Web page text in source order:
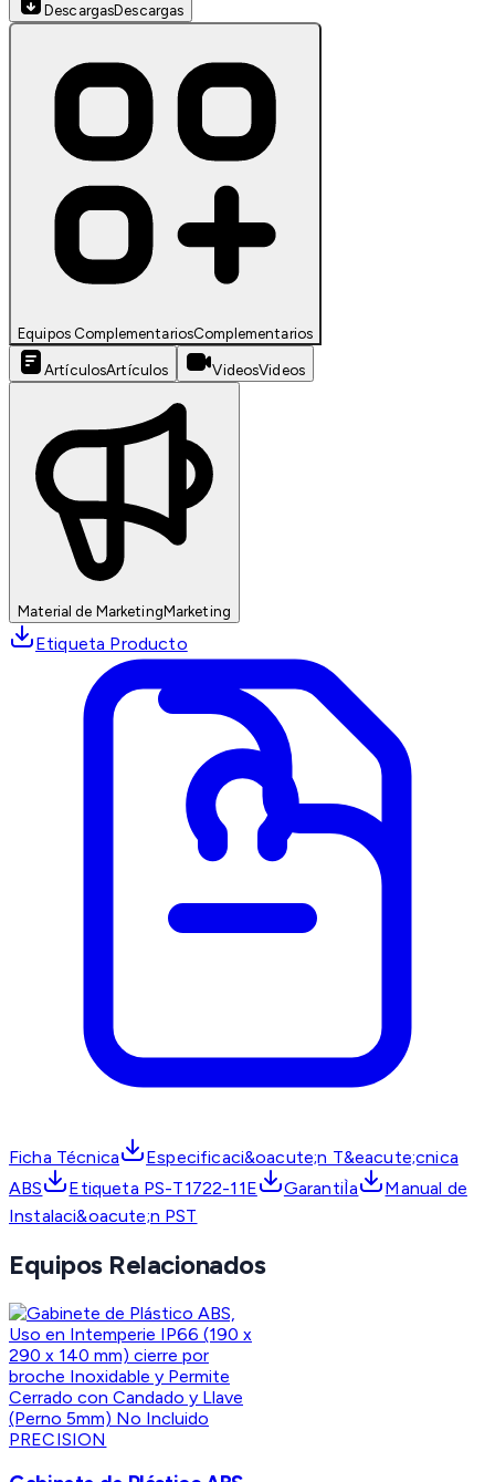
DescargasDescargas
Equipos ComplementariosComplementarios
ArtículosArtículos VideosVideos
Material de MarketingMarketing
Etiqueta Producto
Ficha Técnica
Especificaci&oacute;n T&eacute;cnica
ABS
Etiqueta PS-T1722-11E GarantiÌa
Manual de
Instalaci&oacute;n PST
Equipos Relacionados
PRECISION